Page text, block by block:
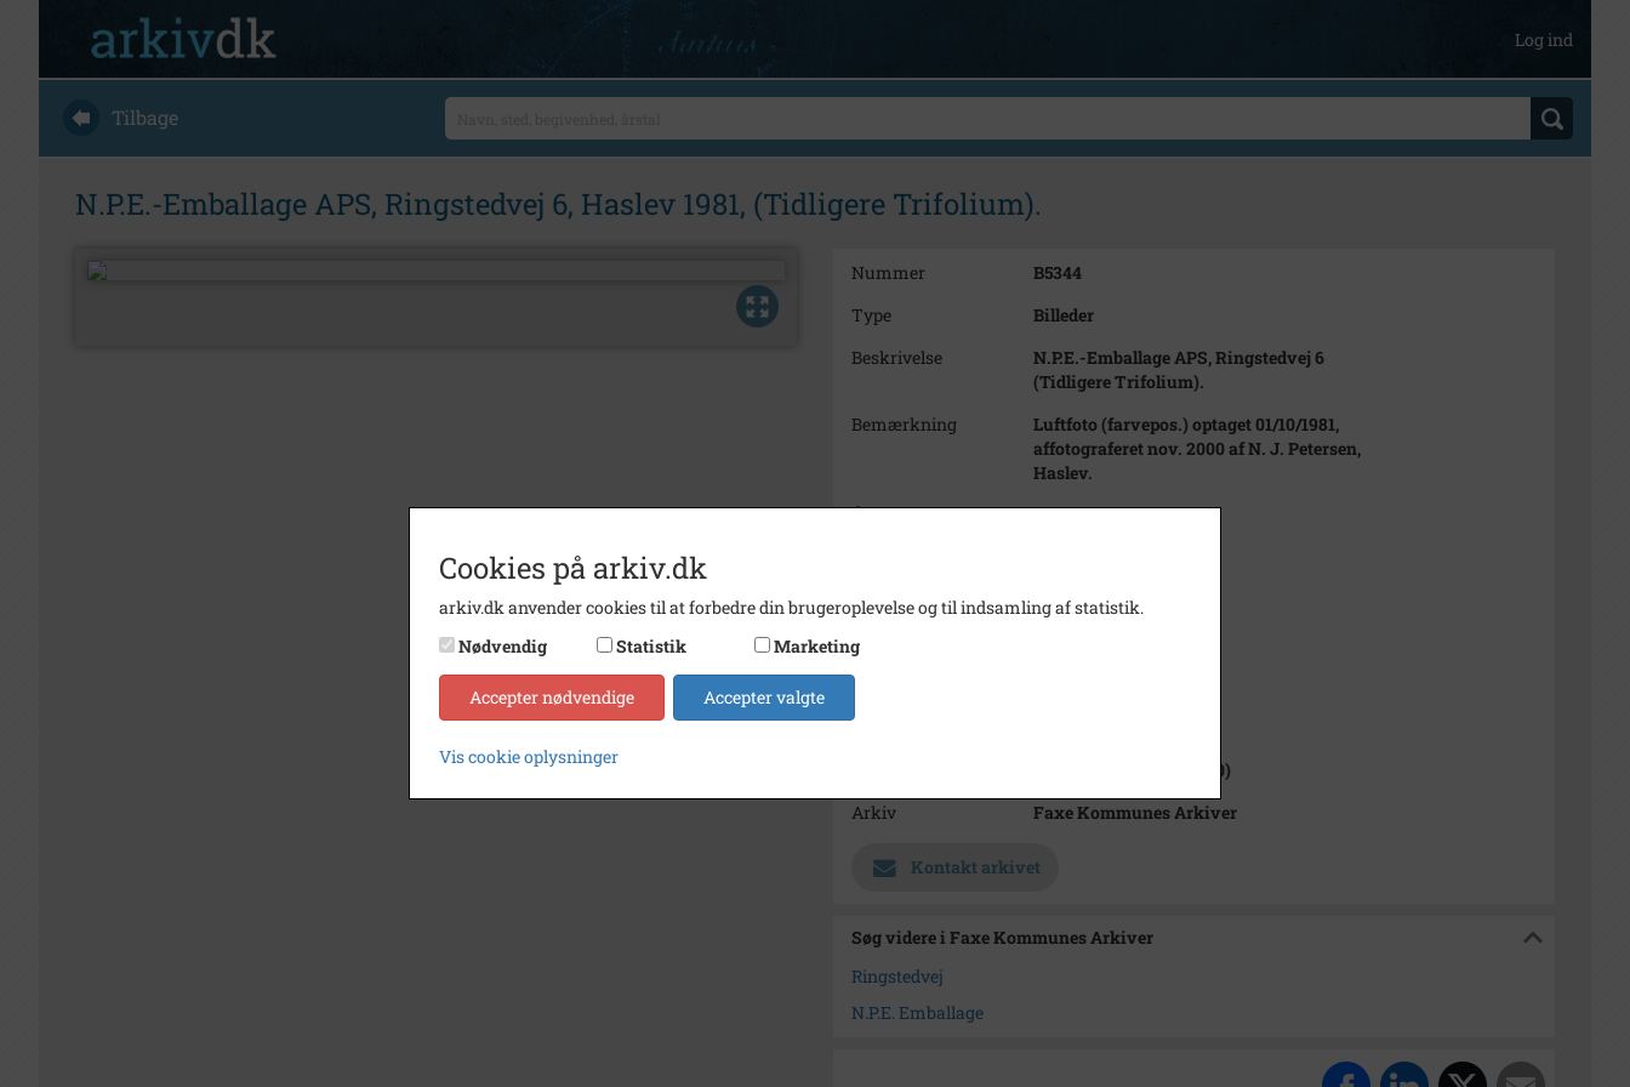
Log ind
Tilbage
N.P.E.-Emballage APS, Ringstedvej 6, Haslev 1981, (Tidligere Trifolium).
Nummer
B5344
Type
Billeder
Beskrivelse
N.P.E.-Emballage APS, Ringstedvej 6
(Tidligere Trifolium).
Bemærkning
Luftfoto (farvepos.) optaget 01/10/1981,
affotograferet nov. 2000 af N. J. Petersen,
Haslev.
Årstal
1981
Fotograf
Kastrup Luftfoto
Størrelse
Se på kort
Type
Haslev Sogn (1000-2050)
Arkiv
Faxe Kommunes Arkiver
Kontakt arkivet
Søg videre i Faxe Kommunes Arkiver
Ringstedvej
N.P.E. Emballage
Cookies på arkiv.dk
arkiv.dk anvender cookies til at forbedre din brugeroplevelse og til indsamling af statistik.
Nødvendig
Statistik Marketing
Accepter nødvendige Accepter valgte
Vis cookie oplysninger